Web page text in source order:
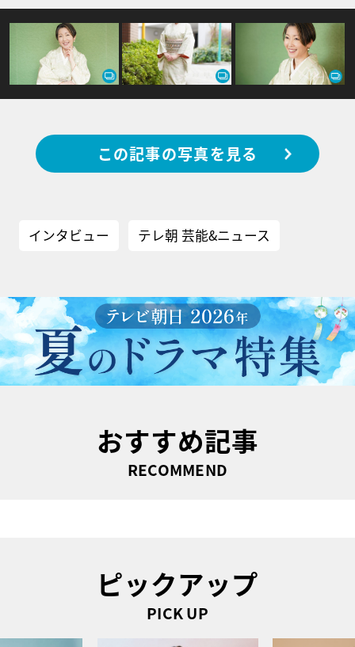
この記事の写真を見る
インタビュー テレ朝 芸能&ニュース
おすすめ記事
RECOMMEND
ピックアップ
PICK UP